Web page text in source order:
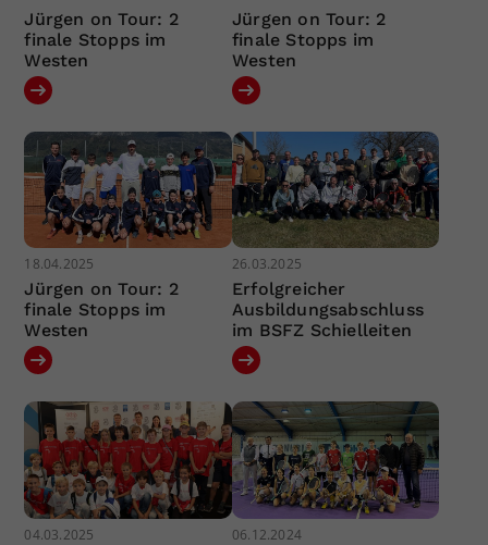
Jürgen on Tour: 2
finale Stopps im
Westen
Jürgen on Tour: 2
finale Stopps im
Westen
18.04.2025
Jürgen on Tour: 2
finale Stopps im
Westen
26.03.2025
Erfolgreicher
Ausbildungsabschluss
im BSFZ Schielleiten
04.03.2025 06.12.2024